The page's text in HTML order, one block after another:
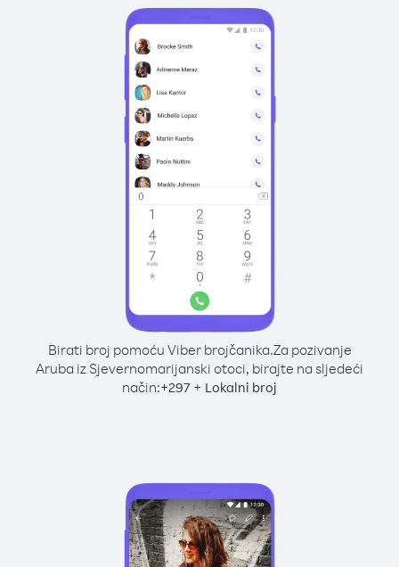
Birati broj pomoću Viber brojčanika.Za pozivanje
Aruba iz Sjevernomarijanski otoci, birajte na sljedeći
način:+297 + Lokalni broj